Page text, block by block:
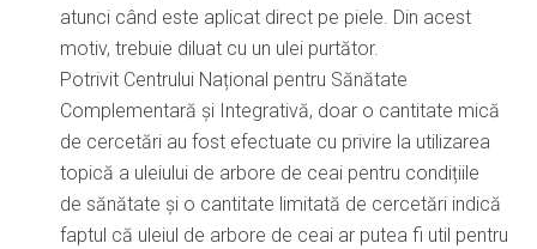
atunci când este aplicat direct pe piele. Din acest
motiv, trebuie diluat cu un ulei purtător.
Potrivit Centrului Național pentru Sănătate
Complementară și Integrativă, doar o cantitate mică
de cercetări au fost efectuate cu privire la utilizarea
topică a uleiului de arbore de ceai pentru condițiile
de sănătate și o cantitate limitată de cercetări indică
faptul că uleiul de arbore de ceai ar putea fi util pentru